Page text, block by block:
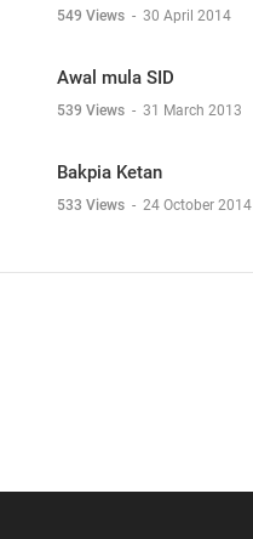
549 Views - 30 April 2014
Awal mula SID
539 Views - 31 March 2013
Bakpia Ketan
533 Views - 24 October 2014